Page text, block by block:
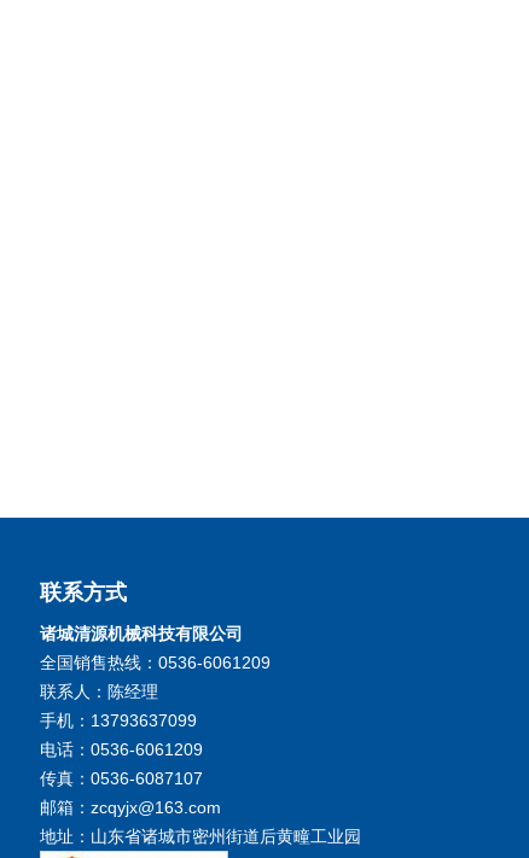
联系方式
诸城清源机械科技有限公司
全国销售热线：0536-6061209
联系人：陈经理
手机：13793637099
电话：0536-6061209
传真：0536-6087107
邮箱：zcqyjx@163.com
地址：山东省诸城市密州街道后黄疃工业园